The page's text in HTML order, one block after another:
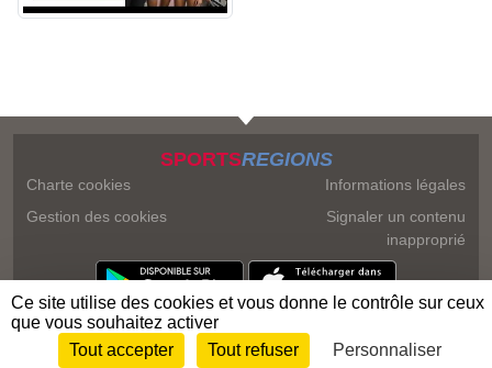
SPORTSREGIONS
Charte cookies
Gestion des cookies
Informations légales
Signaler un contenu
inapproprié
Envie de participer ? Connexion
Ce site utilise des cookies et vous donne le contrôle sur ceux
que vous souhaitez activer
Tout accepter
Tout refuser Personnaliser